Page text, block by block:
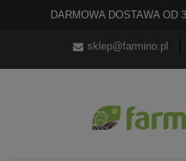
DARMOWA DOSTAWA OD
sklep@farmino.pl